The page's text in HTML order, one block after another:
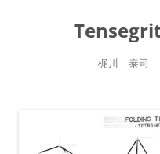
梶川 泰司 [